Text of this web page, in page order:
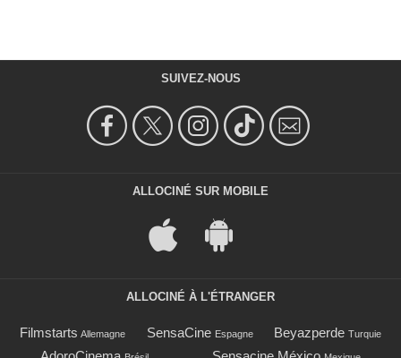
SUIVEZ-NOUS
ALLOCINÉ SUR MOBILE
ALLOCINÉ À L'ÉTRANGER
Filmstarts Allemagne SensaCine Espagne Beyazperde Turquie